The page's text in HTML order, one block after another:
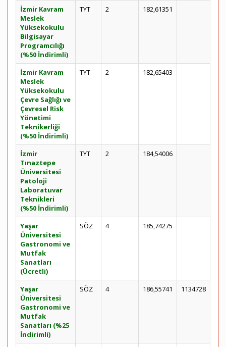
İzmir Kavram
Meslek
Yüksekokulu
Bilgisayar
Programcılığı
(%50 İndirimli)
TYT 2 182,61351
İzmir Kavram
Meslek
Yüksekokulu
Çevre Sağlığı ve
Çevresel Risk
Yönetimi
Teknikerliği
(%50 İndirimli)
TYT 2 182,65403
İzmir
Tınaztepe
Üniversitesi
Patoloji
Laboratuvar
Teknikleri
(%50 İndirimli)
TYT 2 184,54006
Yaşar
Üniversitesi
Gastronomi ve
Mutfak
Sanatları
(Ücretli)
SÖZ 4 185,74275
Yaşar
Üniversitesi
Gastronomi ve
Mutfak
Sanatları (%25
İndirimli)
SÖZ 4 186,55741 1134728